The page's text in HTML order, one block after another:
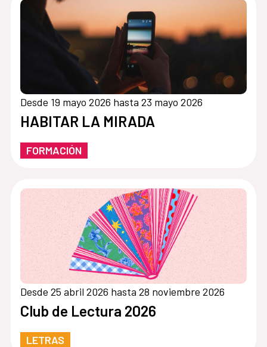
Desde 19 mayo 2026 hasta 23 mayo 2026
HABITAR LA MIRADA
FORMACIÓN
Desde 25 abril 2026 hasta 28 noviembre 2026
Club de Lectura 2026
LETRAS